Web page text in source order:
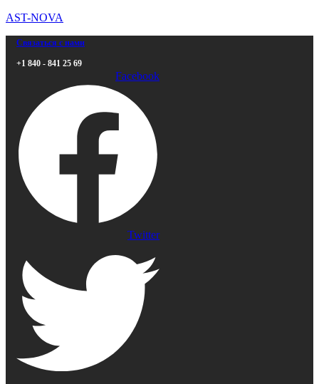
AST-NOVA
Связаться с нами
+1 840 - 841 25 69
Facebook
Twitter